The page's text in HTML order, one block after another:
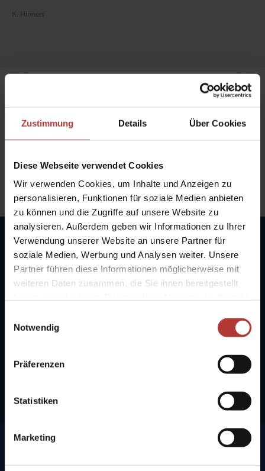
Zustimmung Details Über Cookies
Diese Webseite verwendet Cookies
Wir verwenden Cookies, um Inhalte und Anzeigen zu
personalisieren, Funktionen für soziale Medien anbieten
zu können und die Zugriffe auf unsere Website zu
analysieren. Außerdem geben wir Informationen zu Ihrer
Verwendung unserer Website an unsere Partner für
soziale Medien, Werbung und Analysen weiter. Unsere
Partner führen diese Informationen möglicherweise mit
weiteren Daten zusammen, die Sie ihnen bereitgestellt
Notwendig
Präferenzen
Statistiken
Marketing
K. Hinners
Island/ 2021
Wir sind an folgenden Tagen für Sie
erreichbar: